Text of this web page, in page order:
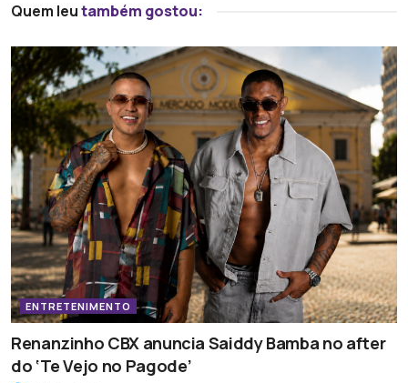
Quem leutambém gostou:
ENTRETENIMENTO
Renanzinho CBX anuncia Saiddy Bamba no after
do ‘Te Vejo no Pagode’